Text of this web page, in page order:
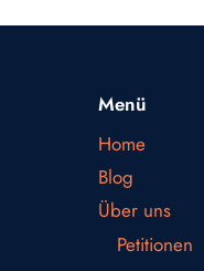
Menü
Home
Blog
Über uns
Petitionen